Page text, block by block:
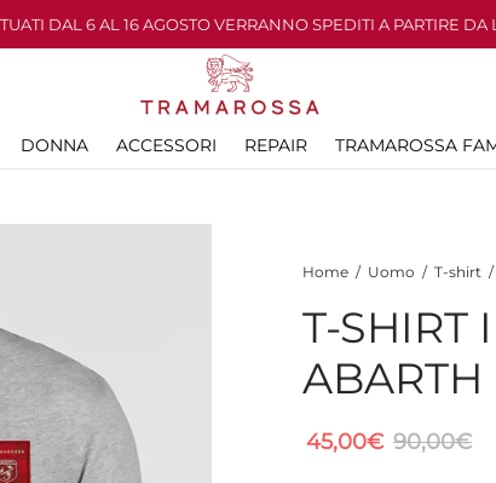
DAL 6 AL 16 AGOSTO VERRANNO SPEDITI A PARTIRE DA
DONNA ACCESSORI REPAIR TRAMAROSSA
Home / Uomo / T-shirt /
T-SHIRT
ABARTH
45,00€ 90,00€